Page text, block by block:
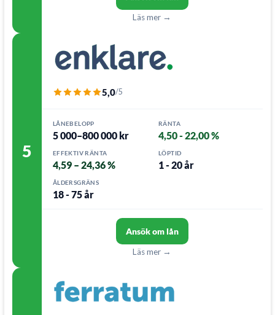
Läs mer →
5
5,0/5
LÅNEBELOPP
5 000–800 000 kr
RÄNTA
4,50 - 22,00 %
EFFEKTIV RÄNTA
4,59 – 24,36 %
LÖPTID
1 - 20 år
ÅLDERSGRÄNS
18 - 75 år
Ansök om lån
Läs mer →